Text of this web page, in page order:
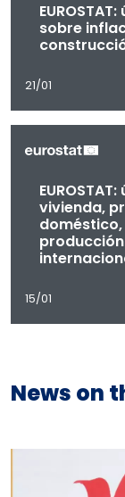
sobre
21/01
vivienda,
15/01
News on